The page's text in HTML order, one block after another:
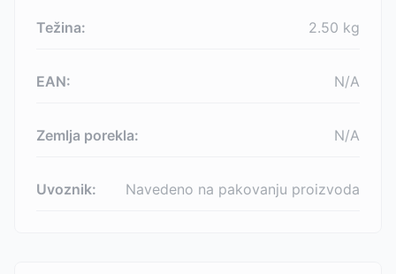
Težina: 2.50 kg
EAN: N/A
Zemlja porekla: N/A
Uvoznik: Navedeno na pakovanju proizvoda